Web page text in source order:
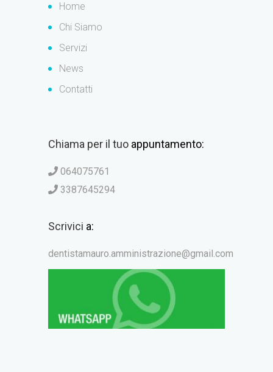
Home
Chi Siamo
Servizi
News
Contatti
Chiama per il tuo appuntamento:
064075761
3387645294
Scrivici a:
dentistamauro.amministrazione@gmail.com